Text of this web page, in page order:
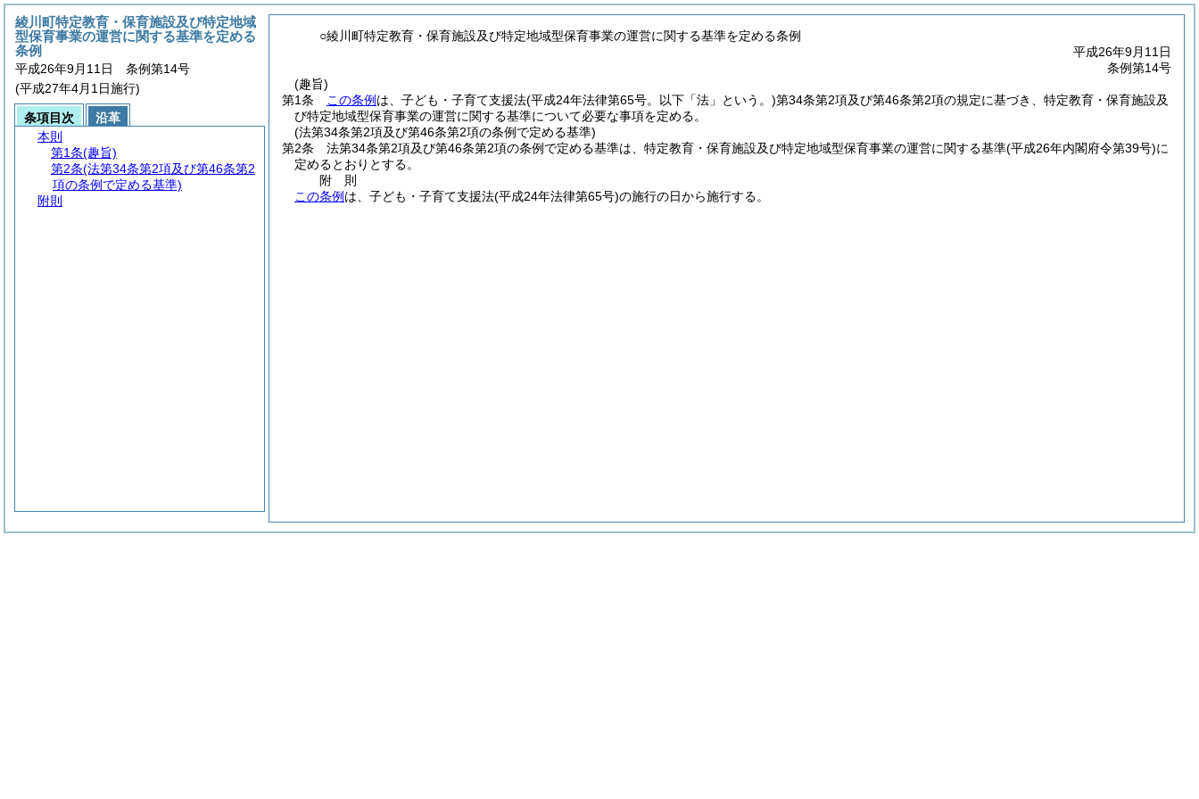
○綾川町特定教育・保育施設及び特定地域型保育事業の運営に関する基準を定める条例
平成26年9月11日
条例第14号
(趣旨)
第1条
この条例 は、子ども・子育て支援法(平成24年法律第65号。以下「法」という。)第34条第2項及び第46条第2項の規定に基づき、特定教育・保育施設及
び特定地域型保育事業の運営に関する基準について必要な事項を定める。
(法第34条第2項及び第46条第2項の条例で定める基準)
第2条
法第34条第2項及び第46条第2項の条例で定める基準は、特定教育・保育施設及び特定地域型保育事業の運営に関する基準(平成26年内閣府令第39号)に
定めるとおりとする。
附 則
この条例 は、子ども・子育て支援法(平成24年法律第65号)の施行の日から施行する。
綾川町特定教育・保育施設及び特定地域
型保育事業の運営に関する基準を定める
条例
平成26年9月11日 条例第14号
(平成27年4月1日施行)
条項目次
沿革
本則
第1条(趣旨)
第2条(法第34条第2項及び第46条第2
項の条例で定める基準)
附則